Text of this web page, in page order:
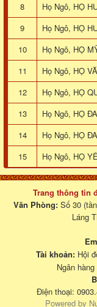
8
Họ Ngô, HỌ
9
Họ Ngô, HỌ
10
Họ Ngô, HỌ
11
Họ Ngô, HỌ
12
Họ Ngô, HỌ
13
Họ Ngô, HỌ
14
Họ Ngô, HỌ
15
Họ Ngô, HỌ
Trang thông tin
Văn Phòng: Số 30
Láng
Tài khoản: Hội
Ngân hàng
Điện thoại:
Powered by